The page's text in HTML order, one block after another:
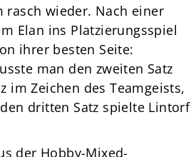
rasch wieder. Nach einer
Elan ins Platzierungsspiel
ihrer besten Seite:
man den zweiten Satz
im Zeichen des Teamgeists,
dritten Satz spielte Lintorf
der Hobby-Mixed-